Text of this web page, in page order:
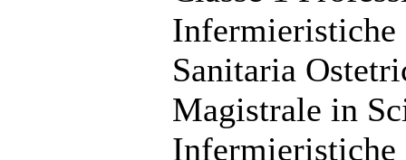
Infermieristiche
Sanitaria
Magistrale in
Infermieristiche